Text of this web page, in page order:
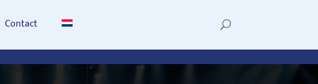
Contact